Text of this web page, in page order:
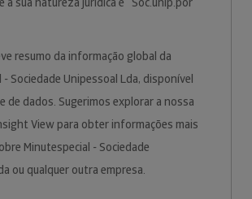
resumo da informação global da
- Sociedade Unipessoal Lda, disponível
de dados. Sugerimos explorar a nossa
View para obter informações mais
Minutespecial - Sociedade
ou qualquer outra empresa.